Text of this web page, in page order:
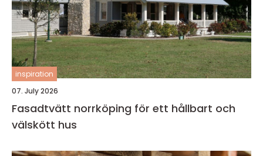
inspiration
07. July 2026
Fasadtvätt norrköping för ett hållbart och
välskött hus